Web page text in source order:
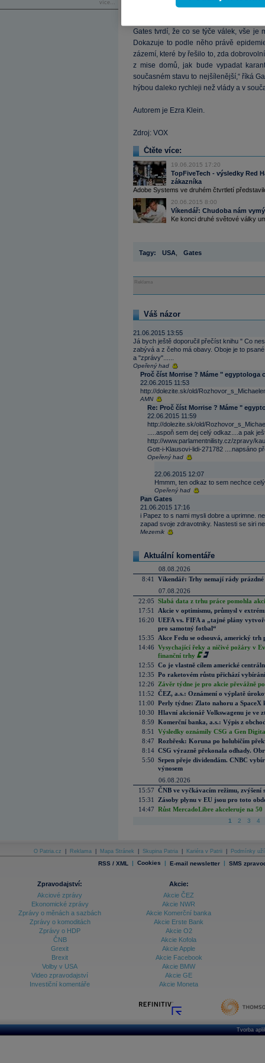
více...
tak epidemie během 250 dní zabila 33
Gates tvrdí, že co se týče válek, vše je
Dokazuje to podle něho právě
zázemí, které by řešilo to, zda
z mise domů, jak bude vypadat
současném stavu to nejšílenější,“ říká
hýbou daleko rychleji než vlády a v
Autorem je Ezra Klein.
Zdroj: VOX
Čtěte více:
19.06.2015 17:20
TopFiveTech - výsledky Red
zákazníka
Adobe Systems ve druhém čtvrtletí
20.06.2015 8:00
Víkendář: Chudoba nám
Ke konci druhé světové války
Tagy: USA Gates
Reklama
Váš názor
21.06.2015 13:55
Já bych ještě doporučil přečíst knihu " Co
zabývá a z čeho má obavy. Oboje je to
a "zprávy"......
Opeřený had
Proč číst Morrise ? Máme " egyptologa
22.06.2015 11:53
http://dolezite.sk/old/
AMN
Re: Proč číst Morrise ? Máme "
22.06.2015 11:59
http://dolezite.sk/old/
.....aspoň sem dej celý odkaz....a pak
http://www.parlamentnilisty.cz/zpravy/
Gott-i-Klausovi-lidi-271782 ....napsáno
Opeřený had
22.06.2015 12:07
Hmmm, ten odkaz to sem nechce
Opeřený had
Pan Gates
21.06.2015 17:16
i Papez to s nami mysli dobre a uprimne.
zapad svoje zdravotniky. Nastesti se siri
Mezernik
Aktuální komentáře
08.08.2026
8:41
Víkendář: Trhy nemají rády prázdné
07.08.2026
22:05 Slabá data z trhu práce pomohla
17:51
Akcie v optimismu, průmysl v
16:20 UEFA vs. FIFA a „tajné plány
pro samotný fotbal“
15:35
Akce Fedu se odsouvá, americký
14:46 Vysychající řeky a ničivé požáry v
finanční trhy
12:55 Co je vlastně cílem americké
12:35 Po raketovém růstu přichází
12:26
Závěr týdne je pro akcie převážně
11:52 ČEZ, a.s.: Oznámení o výplatě
11:00 Perly týdne: Zlato nahoru a SpaceX
10:30 Hlavní akcionář Volkswagenu je ve
8:59 Komerční banka, a.s.: Výpis z
8:51
Výsledky oznámily CSG a Gen
8:47 Rozbřesk: Koruna po holubičím
8:14 CSG výrazně překonala odhady.
5:50 Srpen přeje dividendám. CNBC
výnosem
06.08.2026
15:57 ČNB ve vyčkávacím režimu, zvýšení
15:31
Zásoby plynu v EU jsou pro toto
14:47 Růst MercadoLibre akceleruje na
1 2 3 4
O Patria.cz Reklama Mapa Stránek Skupina Patria Kariéra v Patrii Podmínky
RSS / XML | Cookies | E-mail newsletter | SMS
Zpravodajství:
Akciové zprávy
Ekonomické zprávy
Zprávy o měnách a sazbách
Zprávy o komoditách
Zprávy o HDP
ČNB
Grexit
Brexit
Volby v USA
Video zpravodajství
Investiční komentáře
Akcie:
Akcie ČEZ
Akcie NWR
Akcie Komerční banka
Akcie Erste Bank
Akcie O2
Akcie Kofola
Akcie Apple
Akcie Facebook
Akcie BMW
Akcie GE
Akcie Moneta
Tvorba